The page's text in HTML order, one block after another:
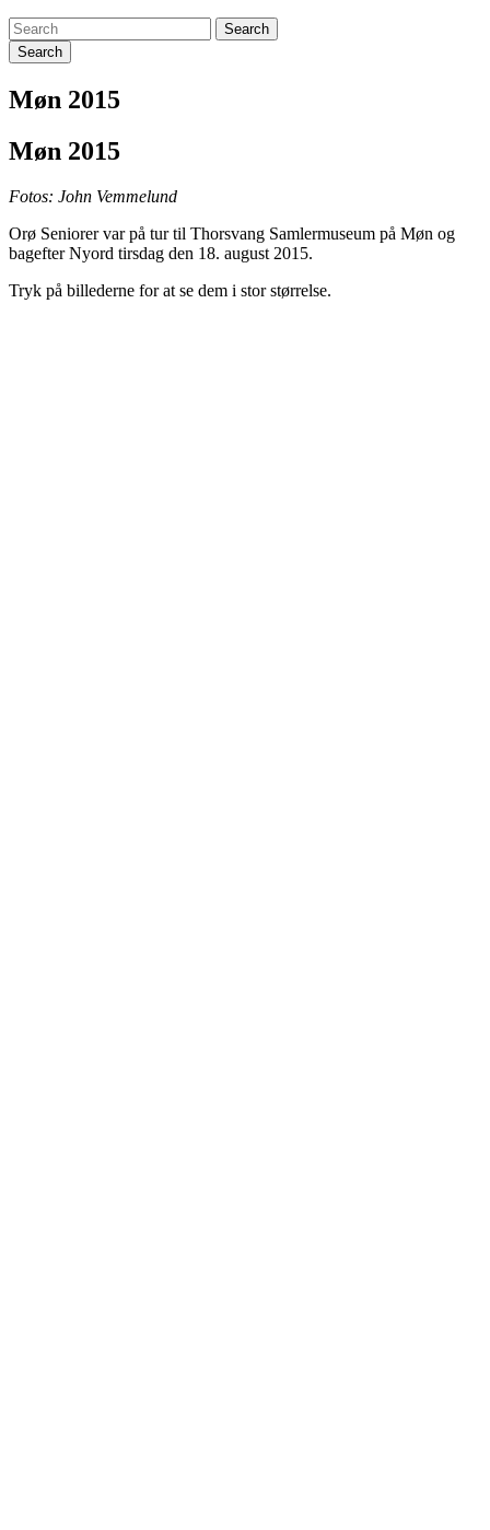
Search
Møn 2015
Møn 2015
Fotos: John Vemmelund
Orø Seniorer var på tur til Thorsvang Samlermuseum på Møn og
bagefter Nyord tirsdag den 18. august 2015.
Tryk på billederne for at se dem i stor størrelse.